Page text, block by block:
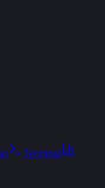
Terminal